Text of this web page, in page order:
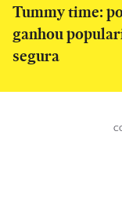
Tummy time:
ganhou
segura